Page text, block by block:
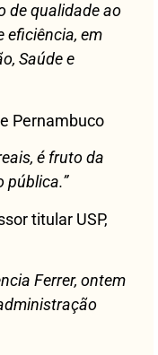
de qualidade ao
eficiência, em
Saúde e
Pernambuco
é fruto da
pública.”
titular USP,
Ferrer, ontem